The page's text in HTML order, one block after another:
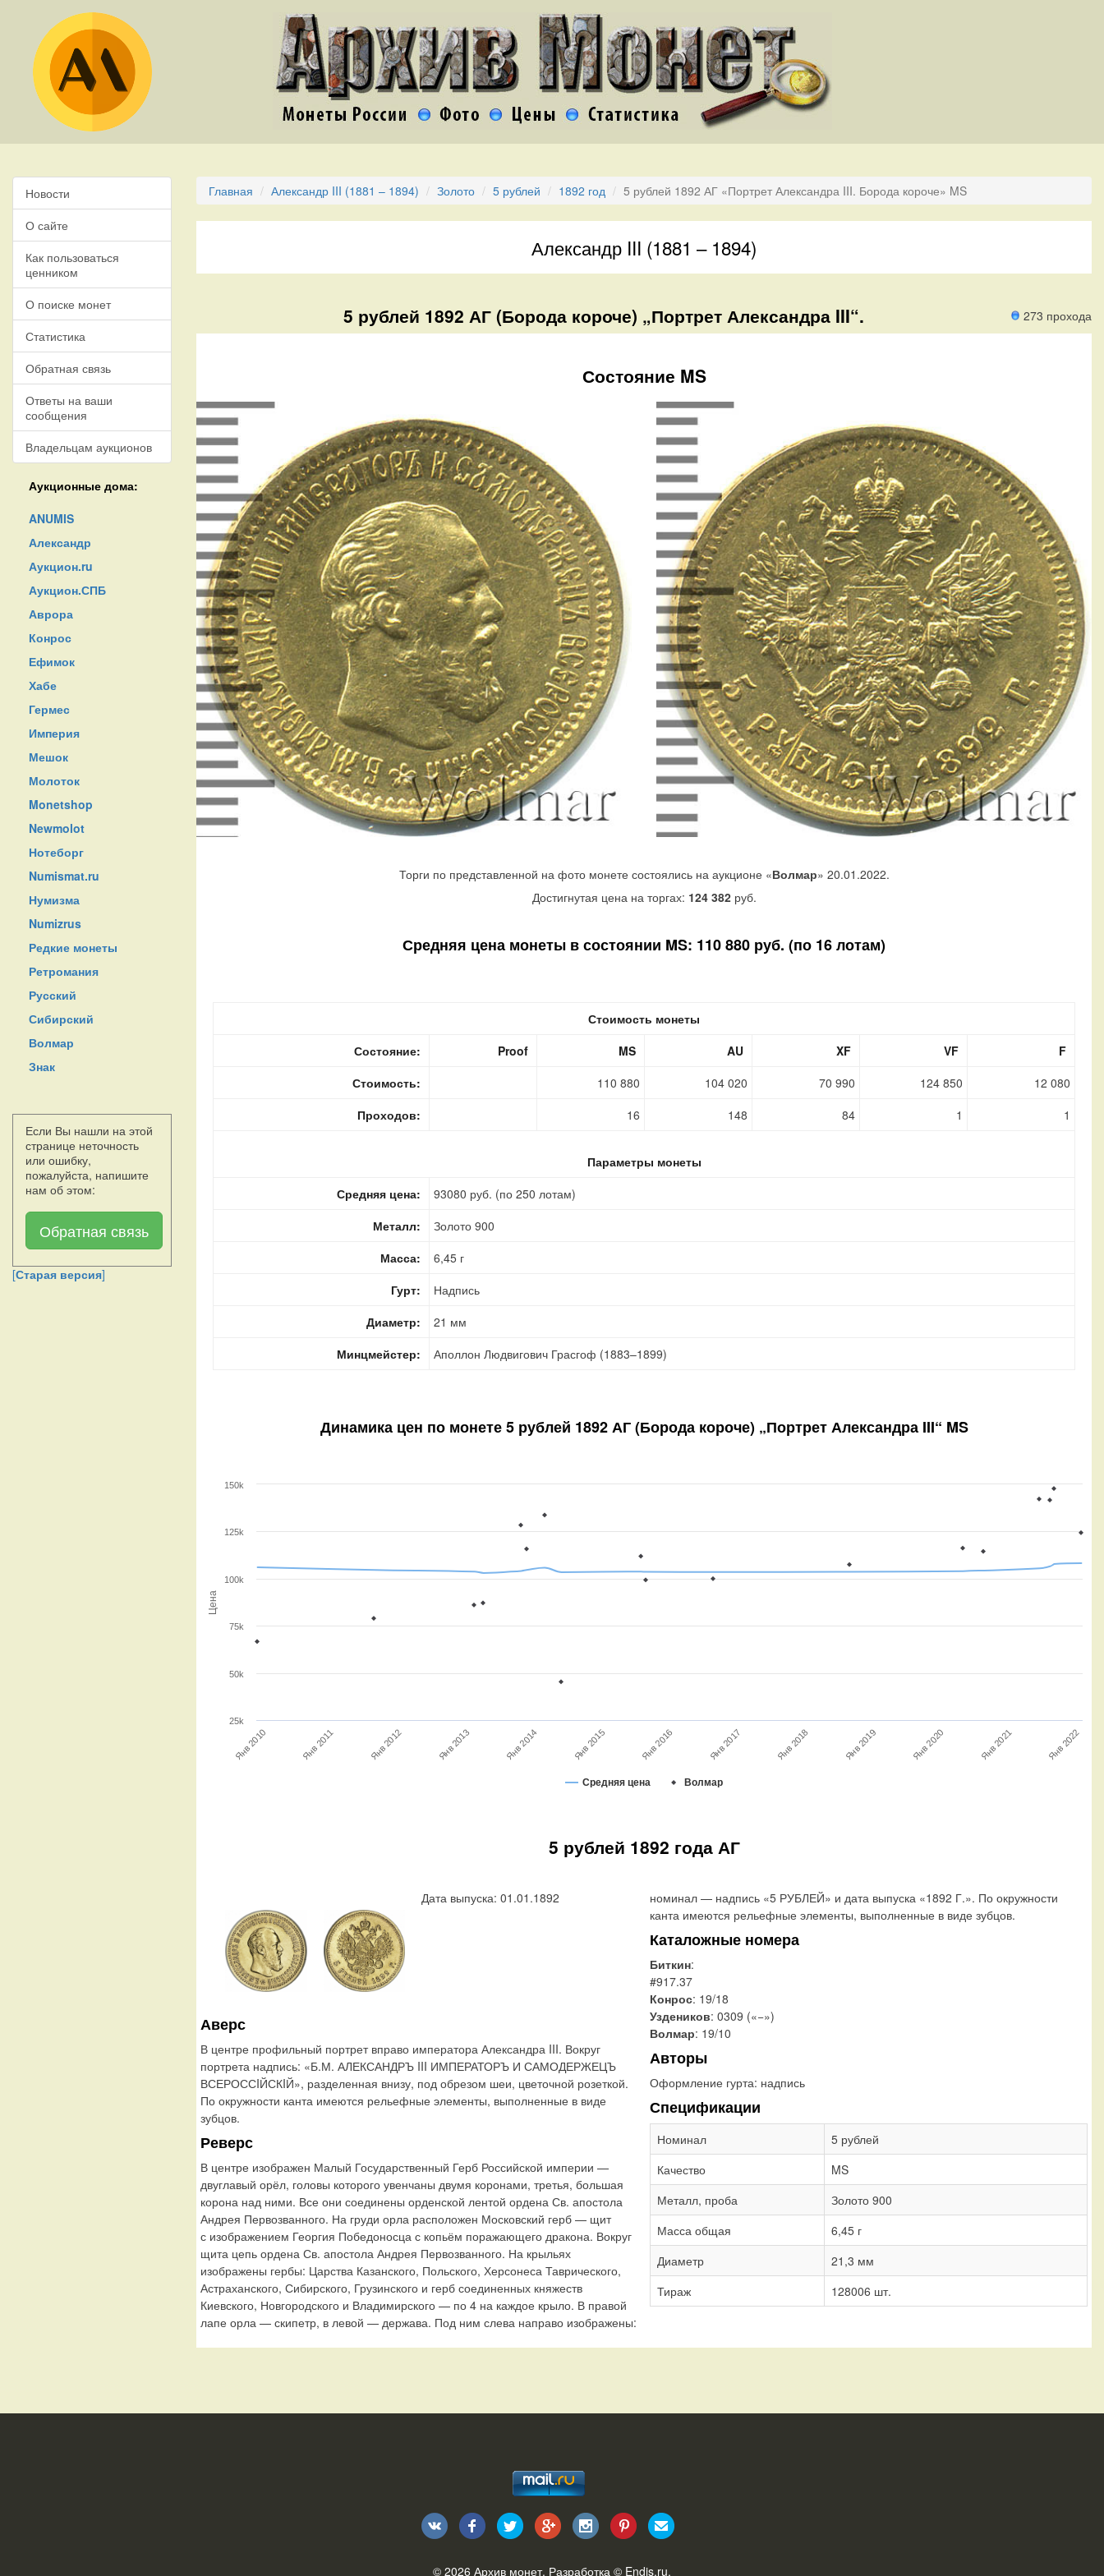
Новости
О сайте
Как пользоваться
ценником
О поиске монет
Статистика
Обратная связь
Ответы на ваши
сообщения
Владельцам аукционов
Аукционные дома:
ANUMIS
Александр
Аукцион.ru
Аукцион.СПБ
Аврора
Конрос
Ефимок
Хабе
Гермес
Империя
Мешок
Молоток
Monetshop
Newmolot
Нотеборг
Numismat.ru
Нумизма
Numizrus
Редкие монеты
Ретромания
Русский
Сибирский
Волмар
Знак
Если Вы нашли на этой
странице неточность
или ошибку,
пожалуйста, напишите
нам об этом:
Обратная связь
[Старая версия]
Главная Александр III (1881 – 1894) Золото 5 рублей 1892 год 5 рублей 1892 АГ «Портрет Александра III. Борода короче» MS
Александр III (1881 – 1894)
273 прохода
5 рублей 1892 АГ (Борода короче) „Портрет Александра III“.
Состояние MS
Торги по представленной на фото монете состоялись на аукционе «Волмар» 20.01.2022.
Достигнутая цена на торгах: 124 382руб.
Средняя цена монеты в состоянии MS: 110 880 руб. (по 16 лотам)
Стоимость монеты
Состояние:
Proof MS AU XF VF
F
Стоимость:
110 880 104 020 70 990 124 850
12 080
Проходов:
16 148 84 1 1
Параметры монеты
Средняя цена:
93080 руб. (по 250 лотам)
Металл:
Золото 900
Масса:
6,45 г
Гурт:
Надпись
Диаметр:
21 мм
Минцмейстер:
Аполлон Людвигович Грасгоф (1883–1899)
Динамика цен по монете5 рублей 1892 АГ (Борода короче) „Портрет Александра III“ MS
Цена
Средняя цена Волмар
Янв 2010 Янв 2011 Янв 2012 Янв 2013 Янв 2014 Янв 2015 Янв 2016 Янв 2017 Янв 2018 Янв 2019 Янв 2020 Янв 2021 Янв 2022
25k
50k
75k
100k
125k
150k
5 рублей 1892 года АГ
Дата выпуска: 01.01.1892
Аверс
В центре профильный портрет вправо императора Александра III. Вокруг
портрета надпись: «Б.М. АЛЕКСАНДРЪ III ИМПЕРАТОРЪ И САМОДЕРЖЕЦЪ
ВСЕРОССIЙСКIЙ», разделенная внизу, под обрезом шеи, цветочной розеткой.
По окружности канта имеются рельефные элементы, выполненные в виде
зубцов.
Реверс
В центре изображен Малый Государственный Герб Российской империи —
двуглавый орёл, головы которого увенчаны двумя коронами, третья, большая
корона над ними. Все они соединены орденской лентой ордена Св. апостола
Андрея Первозванного. На груди орла расположен Московский герб — щит
с изображением Георгия Победоносца с копьём поражающего дракона. Вокруг
щита цепь ордена Св. апостола Андрея Первозванного. На крыльях
изображены гербы: Царства Казанского, Польского, Херсонеса Таврического,
Астраханского, Сибирского, Грузинского и герб соединенных княжеств
Киевского, Новгородского и Владимирского — по 4 на каждое крыло. В правой
лапе орла — скипетр, в левой — держава. Под ним слева направо изображены:
номинал — надпись «5 РУБЛЕЙ» и дата выпуска «1892 Г.». По окружности
канта имеются рельефные элементы, выполненные в виде зубцов.
Каталожные номера
Биткин:
#917.37
Конрос: 19/18
Уздеников: 0309 («−»)
Волмар: 19/10
Авторы
Оформление гурта: надпись
Спецификации
Номинал
5 рублей
Качество
MS
Металл, проба
Золото 900
Масса общая
6,45 г
Диаметр
21,3 мм
Тираж
128006 шт.
© 2026 Архив монет. Разработка © Endis.ru.